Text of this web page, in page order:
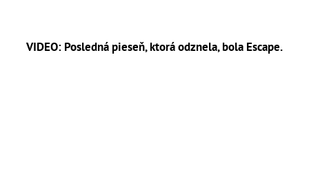
VIDEO: Posledná pieseň, ktorá odznela, bola Escape.